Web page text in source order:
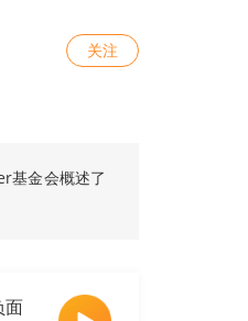
关注
基金会概述了
面